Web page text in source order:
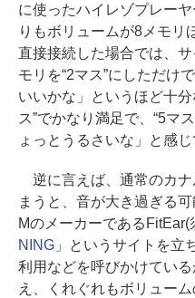
に使ったハイレゾプレー
りもボリュームが8メモリ
直接接続した場合では、
モリを“2マス”にしただけ
いいかな」というほど十
ス”でかなり満足で、“5マ
ょっとうるさいな」と感じ
逆に言えば、通常のカナ
まうと、音が大き過ぎる
MのメーカーであるFitEar(
NING」というサイトを立
利用などを呼びかけてい
え、くれぐれもボリュー